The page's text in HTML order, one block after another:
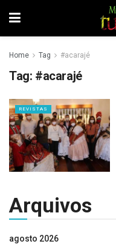
Home Tag #acarajé
Tag: #acarajé
REVISTAS
Arquivos
agosto 2026